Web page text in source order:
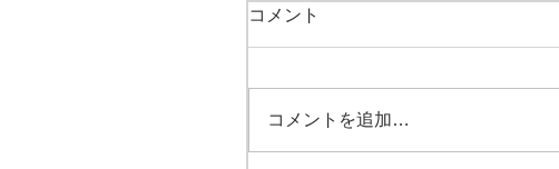
コメント
コメントを追加…